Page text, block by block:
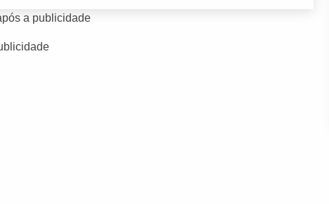
a publicidade